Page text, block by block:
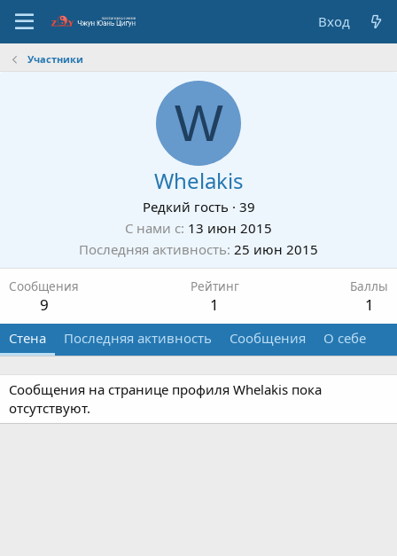
Вход
Участники
W
Whelakis
Редкий гость · 39
С нами с 13 июн 2015
Последняя активность 25 июн 2015
Сообщения
9
Рейтинг
1
Баллы
1
Стена Последняя активность Сообщения О себе
Сообщения на странице профиля Whelakis пока
отсутствуют.